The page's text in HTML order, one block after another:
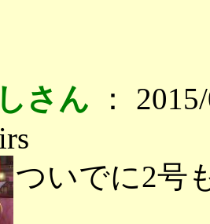
さん ：
ついでに2号